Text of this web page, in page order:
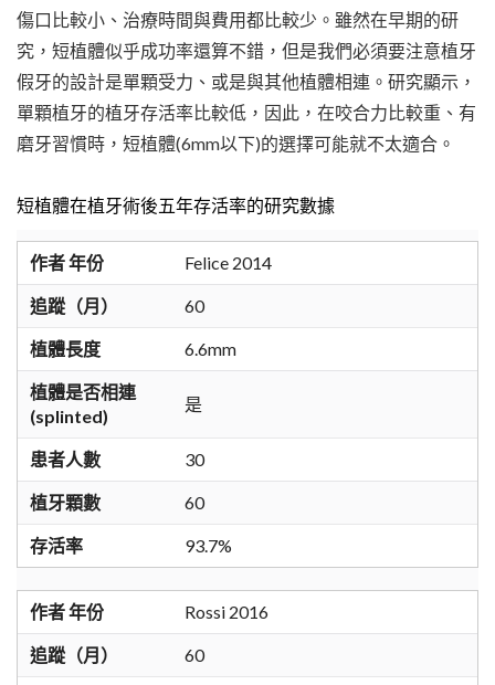
傷口比較小、治療時間與費用都比較少。雖然在早期的研
究，短植體似乎成功率還算不錯，但是我們必須要注意植牙
假牙的設計是單顆受力、或是與其他植體相連。研究顯示，
單顆植牙的植牙存活率比較低，因此，在咬合力比較重、有
磨牙習慣時，短植體(6mm以下)的選擇可能就不太適合。
短植體在植牙術後五年存活率的研究數據
作者 年份 Felice 2014
追蹤（月） 60
植體長度 6.6mm
植體是否相連
(splinted)
是
患者人數 30
植牙顆數 60
存活率 93.7%
作者 年份 Rossi 2016
追蹤（月） 60